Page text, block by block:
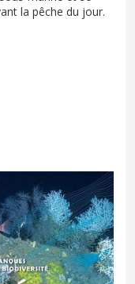
la pêche du jour.